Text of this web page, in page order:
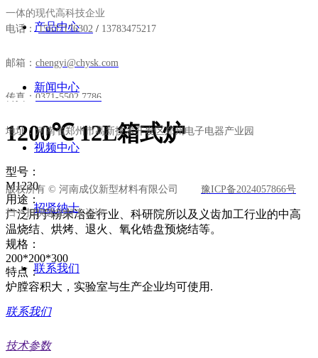
1200℃ 12L箱式炉
型号：
M1220
用途：
广泛用于粉末冶金行业、科研院所以及义齿加工行业的中高
温烧结、烘烤、退火、氧化锆盘预烧结等。
规格：
200*200*300
特点：
炉膛容积大，实验室与生产企业均可使用.
联系我们
技术参数
产品中心
新闻中心
视频中心
招贤纳士
联系我们
一体的现代高科技企业
电话： 15637176302 / 13783475217
邮箱： chengyi@chysk.com
传真： 0371-5502 7786
地址：河南省郑州市高新技术开发区郑州电子电器产业园
版权所有 © 河南成仪新型材料有限公司 豫ICP备2024057866号
扫一扫快速加好友咨询